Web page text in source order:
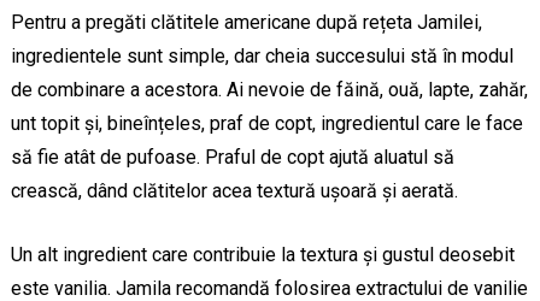
Pentru a pregăti clătitele americane după rețeta Jamilei,
ingredientele sunt simple, dar cheia succesului stă în modul
de combinare a acestora. Ai nevoie de făină, ouă, lapte, zahăr,
unt topit și, bineînțeles, praf de copt, ingredientul care le face
să fie atât de pufoase. Praful de copt ajută aluatul să
crească, dând clătitelor acea textură ușoară și aerată.
Un alt ingredient care contribuie la textura și gustul deosebit
este vanilia. Jamila recomandă folosirea extractului de vanilie